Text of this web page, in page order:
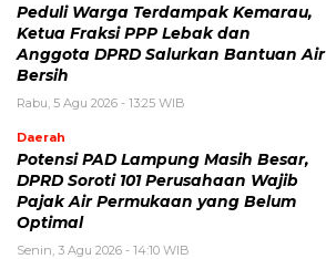
Peduli Warga Terdampak Kemarau,
Ketua Fraksi PPP Lebak dan
Anggota DPRD Salurkan Bantuan Air
Bersih
Rabu, 5 Agu 2026 - 13:25 WIB
Daerah
Potensi PAD Lampung Masih Besar,
DPRD Soroti 101 Perusahaan Wajib
Pajak Air Permukaan yang Belum
Optimal
Senin, 3 Agu 2026 - 14:10 WIB